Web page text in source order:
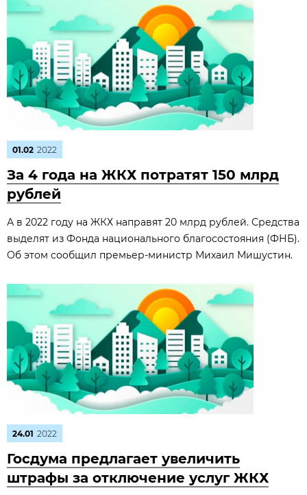
01.02 2022
За 4 года на ЖКХ потратят 150 млрд
рублей
А в 2022 году на ЖКХ направят 20 млрд рублей. Средства
выделят из Фонда национального благосостояния (ФНБ).
Об этом сообщил премьер-министр Михаил Мишустин.
24.01 2022
Госдума предлагает увеличить
штрафы за отключение услуг ЖКХ